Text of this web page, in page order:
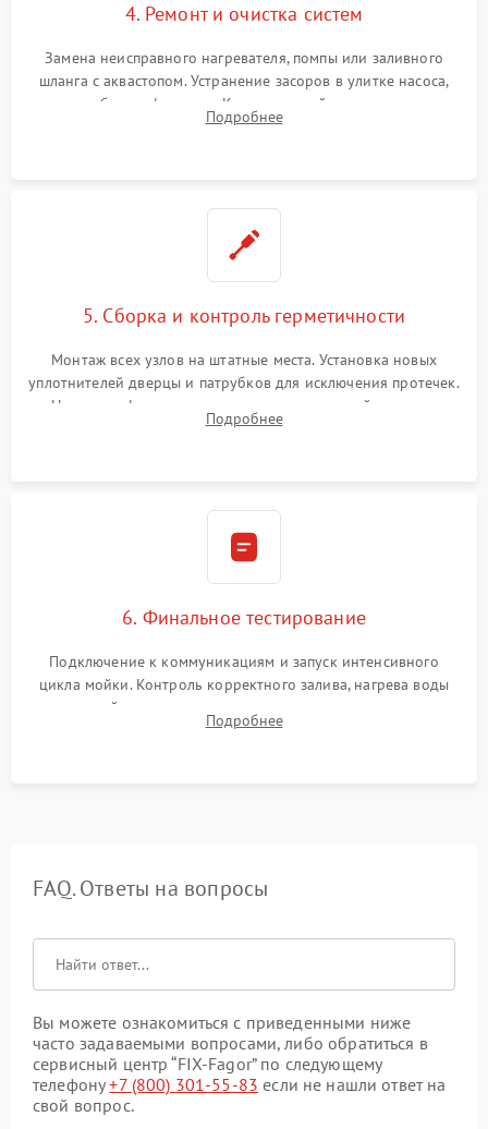
4. Ремонт и очистка систем
Замена неисправного нагревателя, помпы или заливного
шланга с аквастопом. Устранение засоров в улитке насоса,
патрубках и фильтрах. Компонентный ремонт платы
управления, восстановление поврежденной проводки.
Подробнее
5. Сборка и контроль герметичности
Монтаж всех узлов на штатные места. Установка новых
уплотнителей дверцы и патрубков для исключения протечек.
Надежная фиксация хомутов гидравлической системы,
сборка корпуса и установка датчика поплавка.
Подробнее
6. Финальное тестирование
Подключение к коммуникациям и запуск интенсивного
цикла мойки. Контроль корректного залива, нагрева воды
до нужной температуры, отсутствия посторонних шумов,
штатного слива и абсолютной сухости в поддоне.
Подробнее
FAQ. Ответы на вопросы
Вы можете ознакомиться с приведенными ниже
часто задаваемыми вопросами, либо обратиться в
сервисный центр “FIX-Fagor” по следующему
телефону+7 (800) 301-55-83 если не нашли ответ на
свой вопрос.